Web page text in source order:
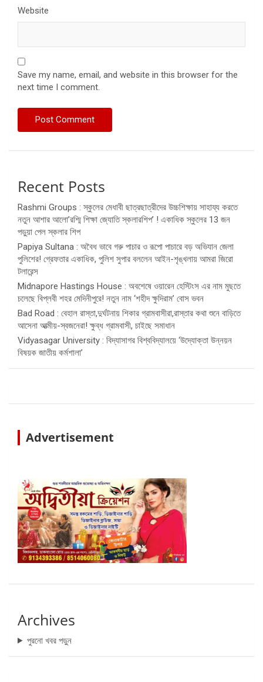
Website
Save my name, email, and website in this browser for the
next time I comment.
Recent Posts
Rashmi Groups : স্কুলের মেধাবী ছাত্রছাত্রীদের উচ্চশিক্ষায় সাহায্য করতে
নতুন আশার আলো’রশ্মি শিক্ষা জ্যোতি স্কলারশিপ’ ! একাধিক স্কুলের 13 জন
পড়ুয়া পেল স্কলার শিপ
Papiya Sultana : অবৈধ ভাবে গরু পাচার ও রূপো পাচারে বড় অভিযান জেলা
পুলিশের! গ্রেফতার একাধিক, পুলিশ সুপার বললেন আইন-শৃঙ্খলায় আমরা জিরো
টলারেন্স
Midnapore Hastings House : অবশেষে ওয়ারেন হেস্টিংস এর নাম মুছতে
চলেছে বিপ্লবী শহর মেদিনীপুরে! নতুন নাম ‘শহীদ ক্ষুদিরাম’ বোস ভবন
Bad Road : বেহাল রাস্তা,দুর্ঘটনায় শিকার গ্রামবাসীরা,রাস্তার কথা শুনে বাড়িতে
আসেনা আত্মীয়-স্বজনেরা! ক্ষুব্ধ গ্রামবাসী, চাইছে সমাধান
Vidyasagar University : বিদ্যাসাগর বিশ্ববিদ্যালয়ে ‘উদ্যোক্তা উন্নয়ন
বিষয়ক জাতীয় কর্মশালা’
Advertisement
Archives
পুরনো খবর পড়ুন